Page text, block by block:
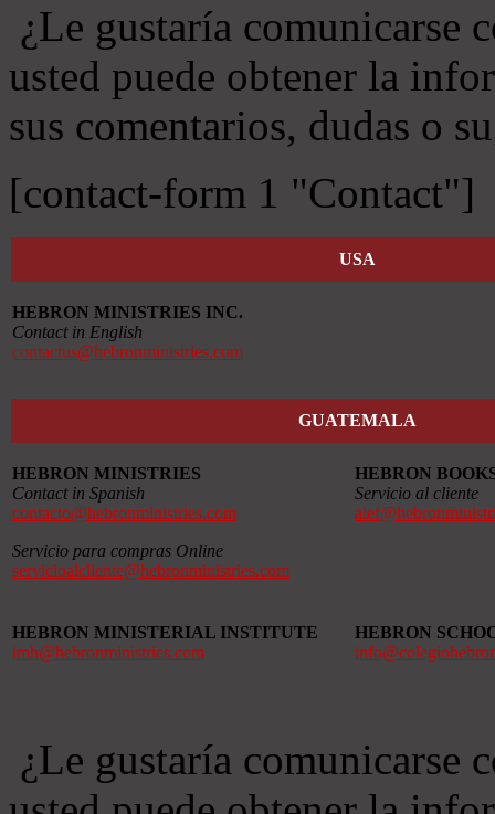
¿Le gustaría comunicarse
usted puede obtener la
sus comentarios, dudas o
[contact-form 1 "Contact"]
USA
HEBRON MINISTRIES INC.
Contact in English
contactus@hebronministries.com
GUATEMALA
HEBRON MINISTRIES
Contact in Spanish
contacto@hebronministries.com
Servicio para compras Online
servicioalcliente@hebronministries.com
HEBRON
Servicio al cliente
HEBRON MINISTERIAL INSTITUTE
imh@hebronministries.com
HEBRON
¿Le gustaría comunicarse